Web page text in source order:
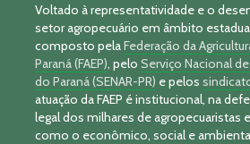
Voltado à representatividade e o
setor agropecuário em âmbito
composto pelaFederação da
Paraná (FAEP), pelo Serviço Nacional
do Paraná (SENAR-PR) e pelos
atuação da FAEP é institucional, na
legal dos milhares de agropecuaristas
como o econômico, social e